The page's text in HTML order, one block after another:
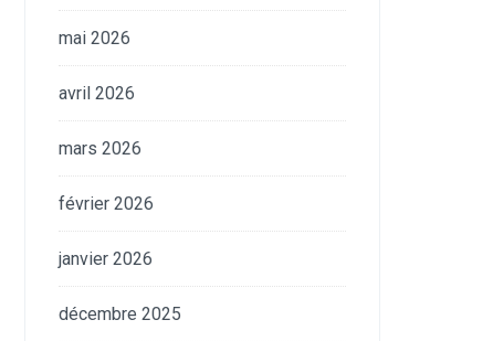
mai 2026
avril 2026
mars 2026
février 2026
janvier 2026
décembre 2025